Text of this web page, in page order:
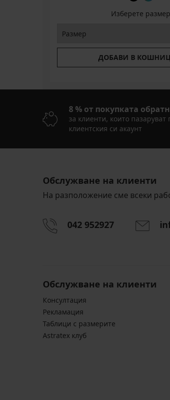
Изберете размер
ДОБАВИ В
8 % от покупката
за клиенти, които пазаруват
клиентския си акаунт
Обслужване на клиенти
На разположение сме всеки
042 952927
Обслужване на клиенти
Консултация
Pекламация
Таблици с размерите
Astratex клуб